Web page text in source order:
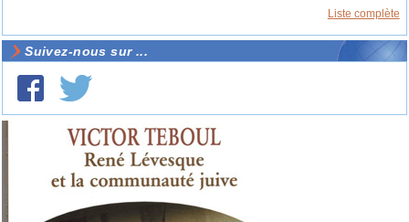
Liste complète
Suivez-nous sur ...